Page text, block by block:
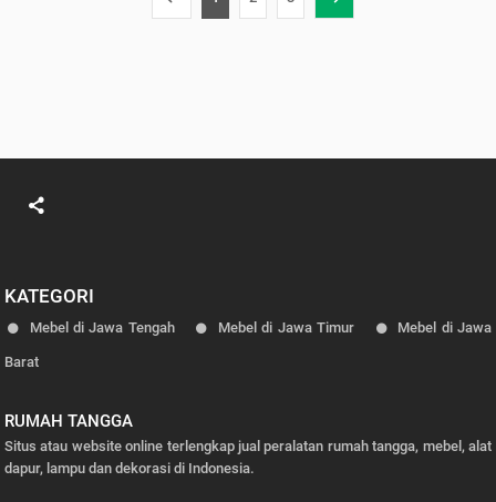
KATEGORI
Mebel di Jawa Tengah Mebel di Jawa Timur Mebel di Jawa
Barat
RUMAH TANGGA
Situs atau website online terlengkap jual peralatan rumah tangga, mebel, alat
dapur, lampu dan dekorasi di Indonesia.